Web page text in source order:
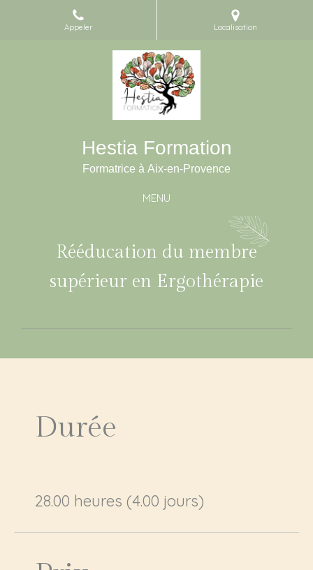
Appeler Localisation
Hestia Formation
Formatrice à Aix-en-Provence
MENU
Rééducation du membre
supérieur en Ergothérapie
Durée
28.00 heures (4.00 jours)